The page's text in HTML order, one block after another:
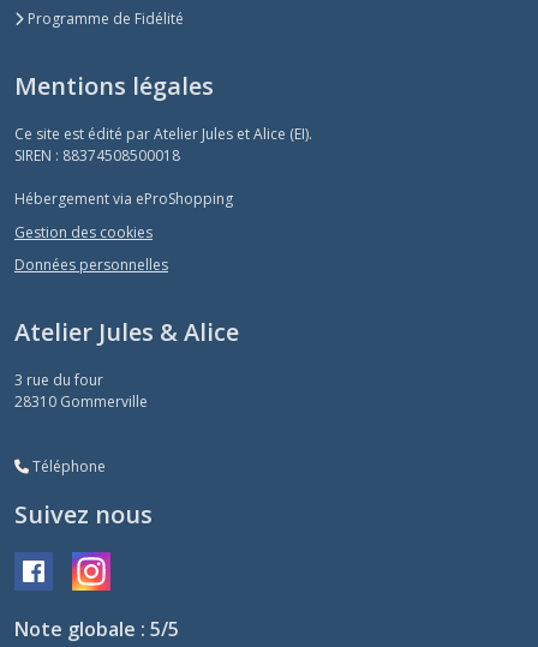
Programme de Fidélité
Mentions légales
Ce site est édité par Atelier Jules et Alice (EI).
SIREN : 88374508500018
Hébergement via eProShopping
Gestion des cookies
Données personnelles
Atelier Jules & Alice
3 rue du four
28310 Gommerville
Téléphone
Suivez nous
Note globale : 5/5